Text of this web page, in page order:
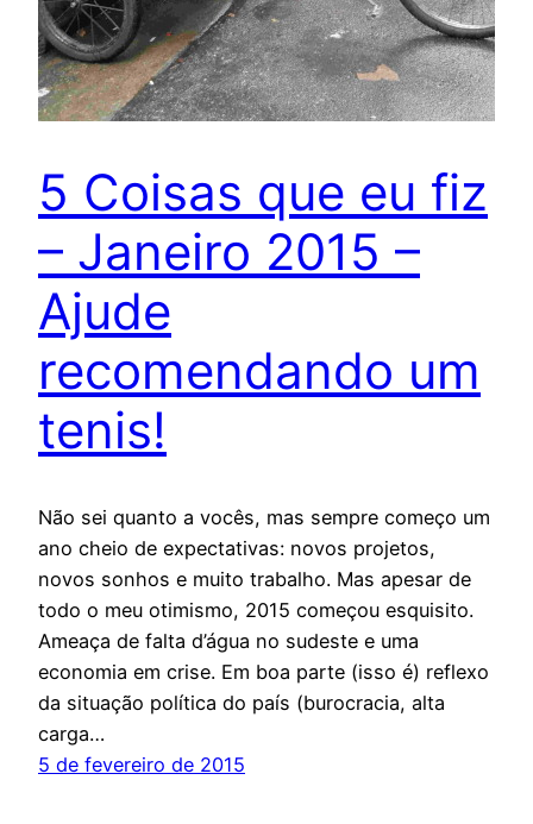
5 Coisas que eu fiz
– Janeiro 2015 –
Ajude
recomendando um
tenis!
Não sei quanto a vocês, mas sempre começo um
ano cheio de expectativas: novos projetos,
novos sonhos e muito trabalho. Mas apesar de
todo o meu otimismo, 2015 começou esquisito.
Ameaça de falta d’água no sudeste e uma
economia em crise. Em boa parte (isso é) reflexo
da situação política do país (burocracia, alta
carga…
5 de fevereiro de 2015